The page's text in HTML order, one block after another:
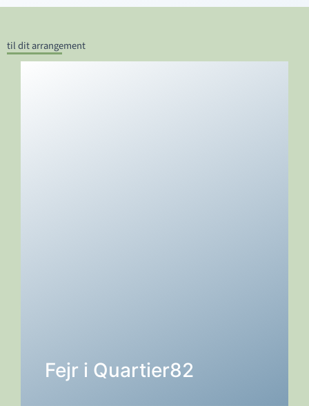
til dit arrangement
Fejr i Quartier82
DETALJER →